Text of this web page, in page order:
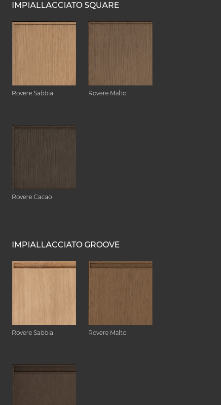
IMPIALLACCIATO SQUARE
Rovere Sabbia Rovere Malto
Rovere Cacao
IMPIALLACCIATO GROOVE
Rovere Sabbia Rovere Malto